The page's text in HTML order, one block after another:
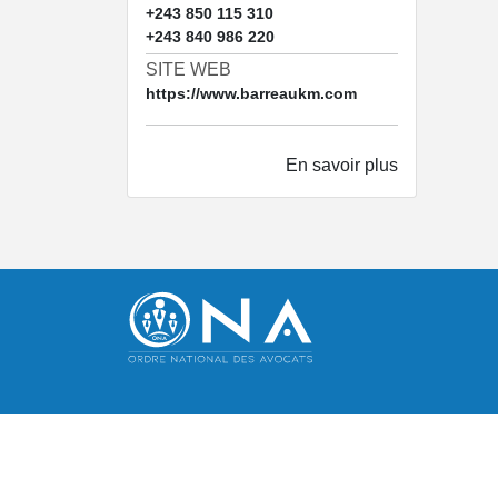
+243 850 115 310
+243 840 986 220
SITE WEB
https://www.barreaukm.com
En savoir plus